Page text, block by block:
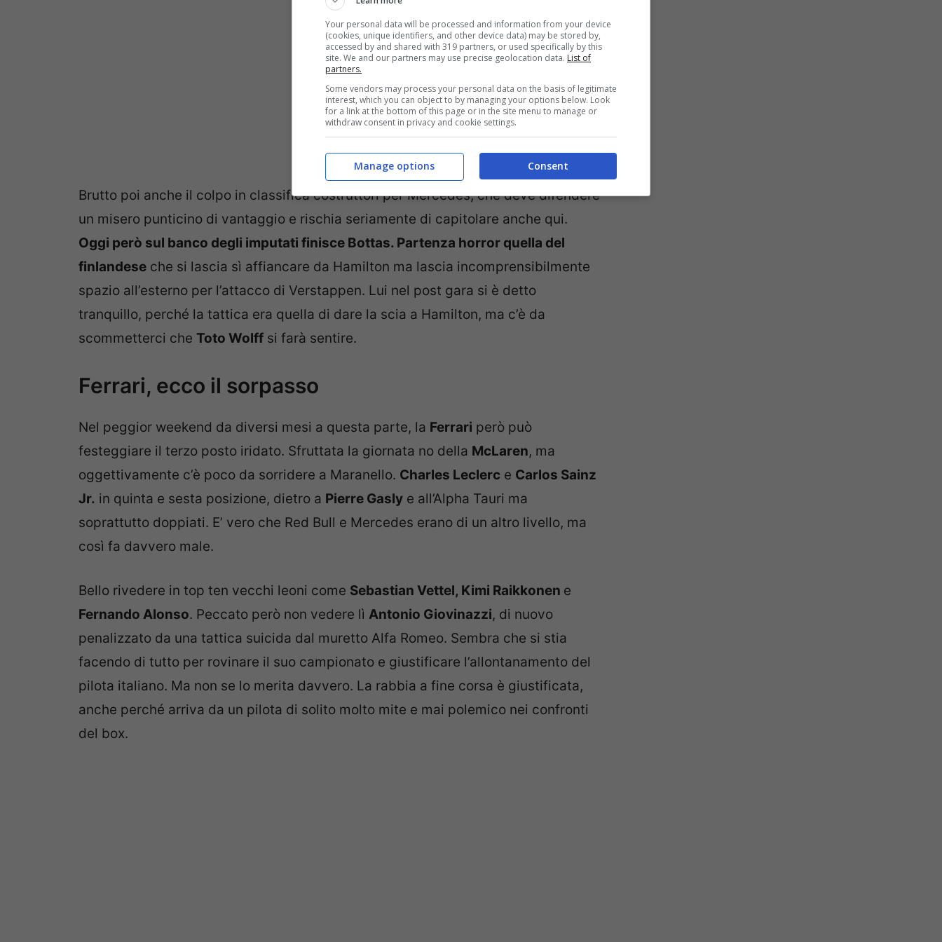
Brutto poi anche il colpo in classifica costruttori per Mercedes, che deve difendere
un misero punticino di vantaggio e rischia seriamente di capitolare anche qui.
Oggi però sul banco degli imputati finisce Bottas. Partenza horror quella del
finlandese che si lascia sì affiancare da Hamilton ma lascia incomprensibilmente
spazio all’esterno per l’attacco di Verstappen. Lui nel post gara si è detto
tranquillo, perché la tattica era quella di dare la scia a Hamilton, ma c’è da
scommetterci che Toto Wolff si farà sentire.
Ferrari, ecco il sorpasso
Nel peggior weekend da diversi mesi a questa parte, la Ferrari però può
festeggiare il terzo posto iridato. Sfruttata la giornata no della McLaren, ma
oggettivamente c’è poco da sorridere a Maranello. Charles Leclerc e Carlos Sainz
Jr. in quinta e sesta posizione, dietro a Pierre Gasly e all’Alpha Tauri ma
soprattutto doppiati. E’ vero che Red Bull e Mercedes erano di un altro livello, ma
così fa davvero male.
Bello rivedere in top ten vecchi leoni come Sebastian Vettel, Kimi Raikkonen e
Fernando Alonso. Peccato però non vedere lì Antonio Giovinazzi, di nuovo
penalizzato da una tattica suicida dal muretto Alfa Romeo. Sembra che si stia
facendo di tutto per rovinare il suo campionato e giustificare l’allontanamento del
pilota italiano. Ma non se lo merita davvero. La rabbia a fine corsa è giustificata,
anche perché arriva da un pilota di solito molto mite e mai polemico nei confronti
del box.
Your personal data will be processed and information from your device
(cookies, unique identifiers, and other device data) may be stored by,
accessed by and shared with 319 partners, or used specifically by this
site. We and our partners may use precise geolocation data. List of
partners.
Some vendors may process your personal data on the basis of legitimate
interest, which you can object to by managing your options below. Look
for a link at the bottom of this page or in the site menu to manage or
withdraw consent in privacy and cookie settings.
Consent
Manage options